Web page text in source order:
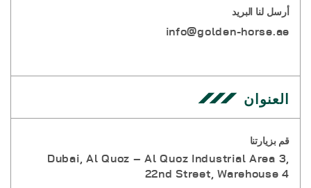
أرسل لنا البريد
info@golden-horse.ae
العنوان
قم بزيارتنا
Dubai, Al Quoz – Al Quoz Industrial Area 3,
22nd Street, Warehouse 4